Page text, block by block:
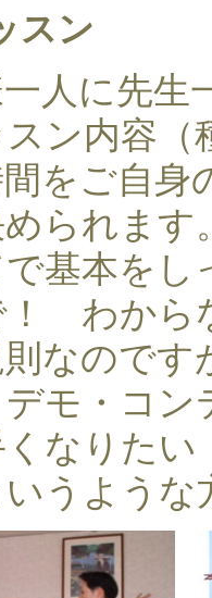
スン
人に先生
ン内容（
をご自身
られます
基本をし
！ わか
則なので
モ・コン
くなりた
うような